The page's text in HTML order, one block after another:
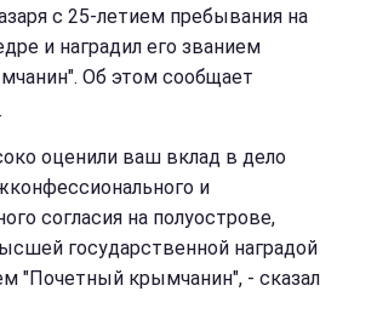
с 25-летием пребывания на
и наградил его званием
Об этом сообщает
оценили ваш вклад в дело
и
согласия на полуострове,
государственной наградой
"Почетный крымчанин", - сказал